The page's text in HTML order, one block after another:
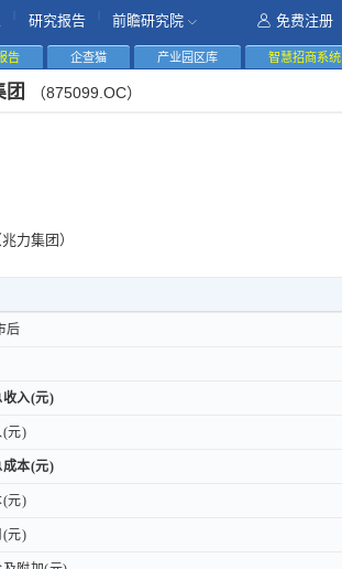
研究报告 前瞻研究院 免费注册
告 企查猫 产业园区库 智慧招商系统
团 （875099.OC）
兆力集团）
后
入(元)
元)
本(元)
元)
元)
后
入(元)
元)
本(元)
元)
元)